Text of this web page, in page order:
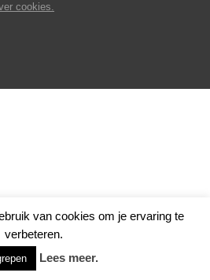
cookies.
van cookies om je ervaring te
verbeteren.
Lees meer.